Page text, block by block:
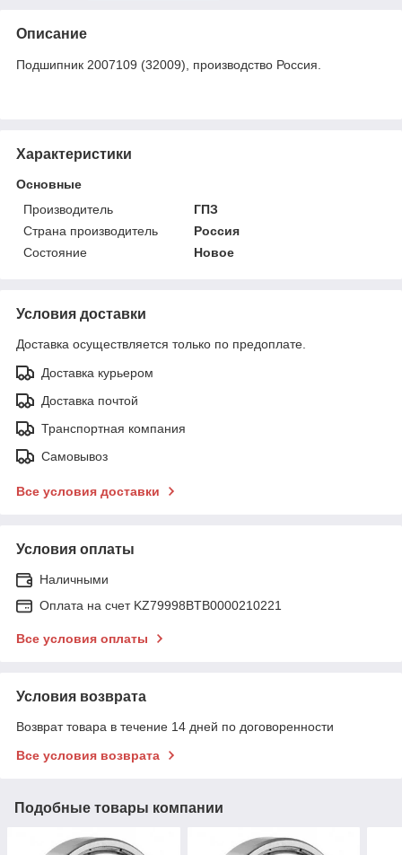
Описание
Подшипник 2007109 (32009), производство Россия.
Характеристики
Основные
Производитель
ГПЗ
Страна производитель
Россия
Состояние
Новое
Условия доставки
Доставка осуществляется только по предоплате.
Доставка курьером
Доставка почтой
Транспортная компания
Самовывоз
Все условия доставки
Условия оплаты
Наличными
Оплата на счет KZ79998BTB0000210221
Все условия оплаты
Условия возврата
Возврат товара в течение 14 дней по договоренности
Все условия возврата
Подобные товары компании